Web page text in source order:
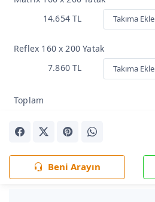
14.654 TL
Takıma Ekle
Reflex 160 x 200 Yatak
7.860 TL
Takıma Ekle
Toplam
Beni Arayın